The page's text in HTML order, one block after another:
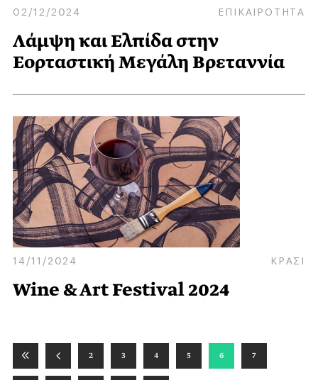
02/12/2024 ΕΠΙΚΑΙΡΟΤΗΤΑ
Λάμψη και Ελπίδα στην
Εορταστική Μεγάλη Βρεταννία
14/11/2024 ΚΡΑΣΙ
Wine & Art Festival 2024
2 3 4 5 6 7